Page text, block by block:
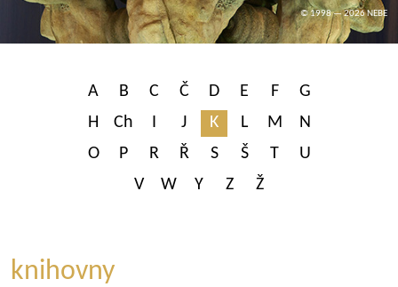
© 1998 — 2026 NEBE
A B C Č D E F
G
H
Ch I J K L M
N
O
P R Ř S Š T
U
V
W Y Z Ž
knihovny